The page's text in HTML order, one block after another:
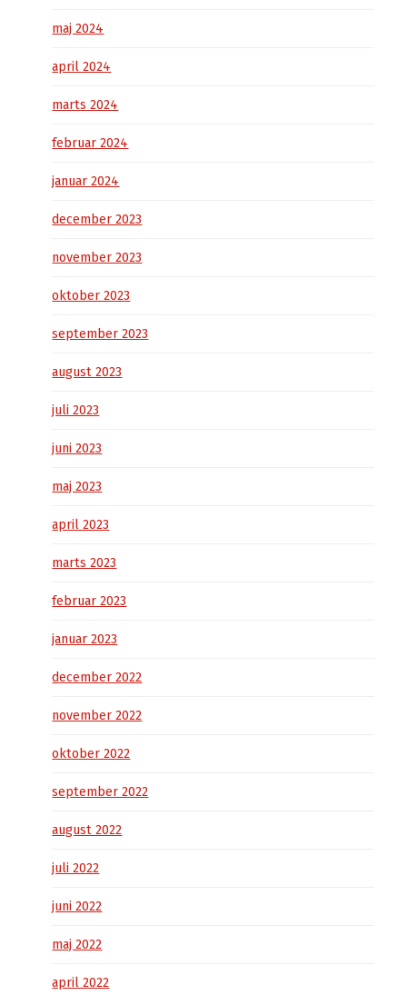
maj 2024
april 2024
marts 2024
februar 2024
januar 2024
december 2023
november 2023
oktober 2023
september 2023
august 2023
juli 2023
juni 2023
maj 2023
april 2023
marts 2023
februar 2023
januar 2023
december 2022
november 2022
oktober 2022
september 2022
august 2022
juli 2022
juni 2022
maj 2022
april 2022